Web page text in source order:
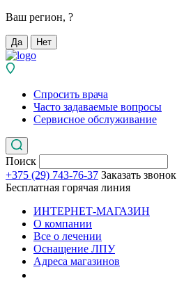
Ваш регион, ?
Да Нет
Спросить врача
Часто задаваемые вопросы
Сервисное обслуживание
Поиск
+375 (29) 743-76-37 Заказать звонок
Бесплатная горячая линия
ИНТЕРНЕТ-МАГАЗИН
О компании
Все о лечении
Оснащение ЛПУ
Адреса магазинов